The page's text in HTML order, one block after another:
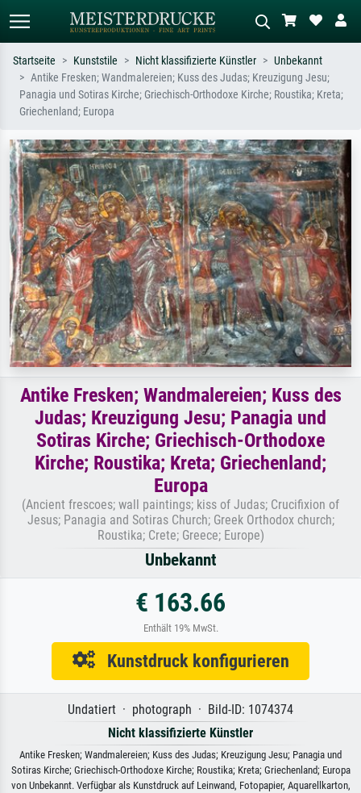
Standardsuche KI-Bildersuche
Suchen Sie nach Künstlern, Werktiteln
Sternennacht, Impressionismus, Welle
Hokusai, Akt.
Ölgemälde, Stehender Akt neben einem
Baum.
Startseite Kunststile Nicht klassifizierte Künstler
Unbekannt
Antike Fresken; Wandmalereien; Kuss des Judas; Kreuzigung Jesu;
Panagia und Sotiras Kirche; Griechisch-Orthodoxe Kirche; Roustika; Kreta;
Griechenland; Europa
Antike Fresken; Wandmalereien; Kuss des
Judas; Kreuzigung Jesu; Panagia und
Sotiras Kirche; Griechisch-Orthodoxe
Kirche; Roustika; Kreta; Griechenland;
Europa
(Ancient frescoes; wall paintings; kiss of Judas; Crucifixion of
Jesus; Panagia and Sotiras Church; Greek Orthodox church;
Roustika; Crete; Greece; Europe)
Unbekannt
€ 163.66
Enthält 19% MwSt.
Kunstdruck konfigurieren
Undatiert · photograph · Bild-ID: 1074374
Nicht klassifizierte Künstler
Antike Fresken; Wandmalereien; Kuss des Judas; Kreuzigung Jesu; Panagia und
Sotiras Kirche; Griechisch-Orthodoxe Kirche; Roustika; Kreta; Griechenland; Europa
von Unbekannt. Verfügbar als Kunstdruck auf Leinwand, Fotopapier, Aquarellkarton,